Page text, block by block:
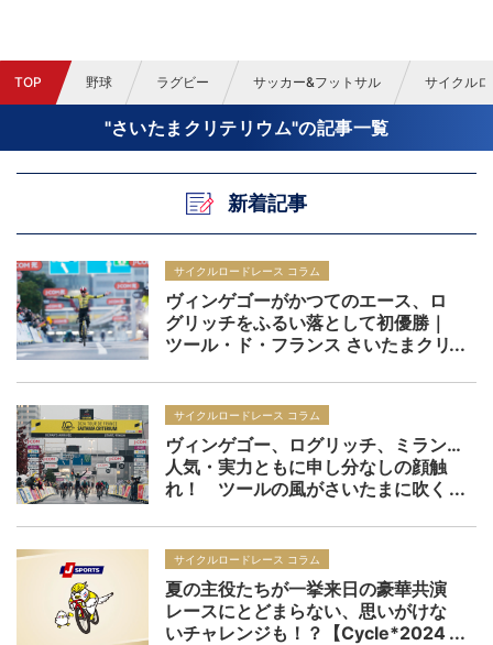
TOP 野球 ラグビー サッカー&フットサル サイクル
"さいたまクリテリウム"の記事一覧
新着記事
サイクルロードレース コラム
ヴィンゲゴーがかつてのエース、ロ
グリッチをふるい落として初優勝｜
ツール・ド・フランス さいたまクリ
サイクルロードレース コラム
ヴィンゲゴー、ログリッチ、ミラン…
人気・実力ともに申し分なしの顔触
れ！ ツールの風がさいたまに吹く
リテリウム：プレビュー
サイクルロードレース コラム
夏の主役たちが一挙来日の豪華共演
レースにとどまらない、思いがけな
いチャレンジも！？【Cycle*2024